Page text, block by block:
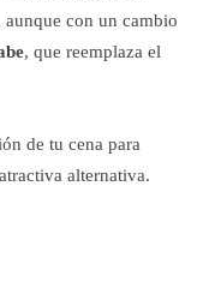
aunque con un cambio
, que reemplaza el
de tu cena para
alternativa.